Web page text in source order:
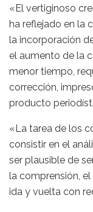
«El vertiginoso
ha reflejado en la
la incorporación
el aumento de la
menor tiempo,
corrección,
producto
«La tarea de los
consistir en el
ser plausible de
la comprensión,
ida y vuelta con